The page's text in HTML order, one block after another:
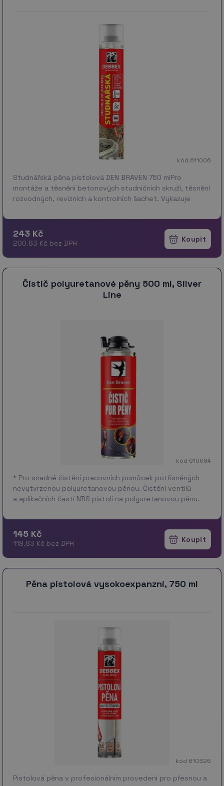
kód 611006
Studnářská pěna pistolová DEN BRAVEN 750 mlPro
montáže a těsnění betonových studničních skruží, těsnění
rozvodných, revizních a kontrolních šachet. Vykazuje
více
243 Kč
200.83 Kč bez DPH
Čistič polyuretanové pěny 500 ml, Silver
Line
kód 610684
* Pro snadné čistění pracovních pomůcek potřísněných
nevytvrzenou polyuretanovou pěnou. Čistění ventilů
a aplikačních častí NBS pistolí na polyuretanovou pěnu.
145 Kč
119.83 Kč bez DPH
Pěna pistolová vysokoexpanzní, 750 ml
kód 610326
Pistolová pěna v profesionálním provedení pro přesnou a